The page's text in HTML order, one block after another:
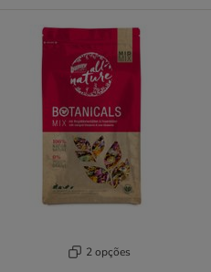
2 opções